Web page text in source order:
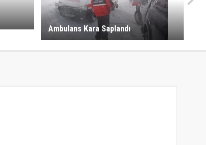
Ambulans Kara Saplandı